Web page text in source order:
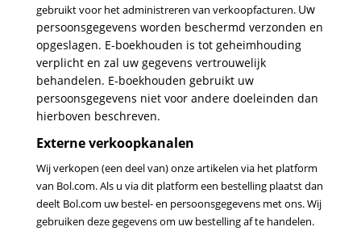
gebruikt voor het administreren van verkoopfacturen. Uw
persoonsgegevens worden beschermd verzonden en
opgeslagen. E-boekhouden is tot geheimhouding
verplicht en zal uw gegevens vertrouwelijk
behandelen. E-boekhouden gebruikt uw
persoonsgegevens niet voor andere doeleinden dan
hierboven beschreven.
Externe verkoopkanalen
Wij verkopen (een deel van) onze artikelen via het platform
van Bol.com. Als u via dit platform een bestelling plaatst dan
deelt Bol.com uw bestel- en persoonsgegevens met ons. Wij
gebruiken deze gegevens om uw bestelling af te handelen.